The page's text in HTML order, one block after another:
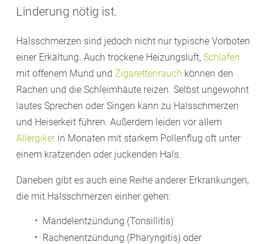
Linderung nötig ist.
Halsschmerzen sind jedoch nicht nur typische Vorboten
einer Erkältung. Auch trockene Heizungsluft, Schlafen
mit offenem Mund und Zigarettenrauch können den
Rachen und die Schleimhäute reizen. Selbst ungewohnt
lautes Sprechen oder Singen kann zu Halsschmerzen
und Heiserkeit führen. Außerdem leiden vor allem
Allergikerin Monaten mit starkem Pollenflug oft unter
einem kratzenden oder juckenden Hals.
Daneben gibt es auch eine Reihe anderer Erkrankungen,
die mit Halsschmerzen einher gehen:
Mandelentzündung (Tonsillitis)
Rachenentzündung (Pharyngitis) oder